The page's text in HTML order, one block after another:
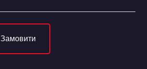
Замовити